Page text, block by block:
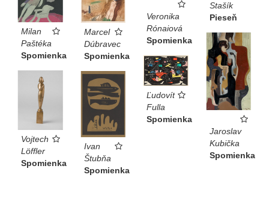
Stašík
Pieseň
Marcel
Dúbravec
Spomienka
Veronika
Rónaiová
Spomienka
Milan
Paštéka
Spomienka
Jaroslav
Kubička
Spomienka
Ľudovít
Fulla
Spomienka
Vojtech
Löffler
Spomienka
Ivan
Štubňa
Spomienka